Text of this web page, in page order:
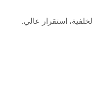
استقرار عالي.